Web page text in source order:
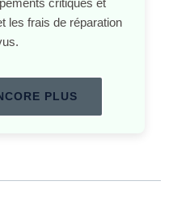
critiques et
les frais de réparation
PLUS